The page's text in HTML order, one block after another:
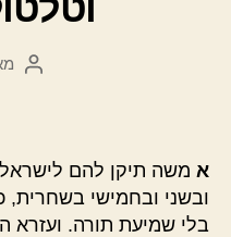
א משה תיקן להם לישראל
ובשני ובחמישי
בלי שמיעת תורה. ועזרא